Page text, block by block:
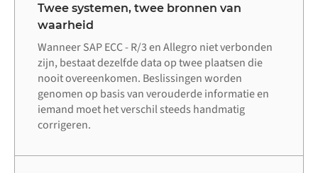
Twee systemen, twee bronnen van
waarheid
Wanneer SAP ECC - R/3 en Allegro niet verbonden
zijn, bestaat dezelfde data op twee plaatsen die
nooit overeenkomen. Beslissingen worden
genomen op basis van verouderde informatie en
iemand moet het verschil steeds handmatig
corrigeren.